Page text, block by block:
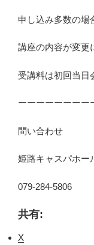
申し込み多数の場
講座の内容が変更
受講料は初回当日
ーーーーーーーー
問い合わせ
姫路キャスパホー
079-284-5806
共有:
X